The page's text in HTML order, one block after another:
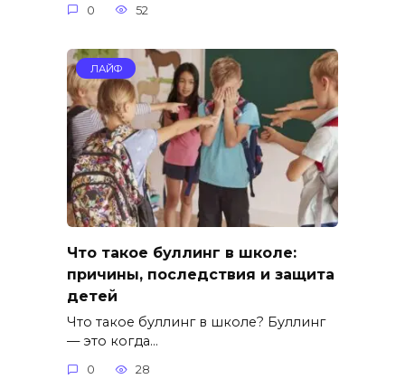
0 52
ЛАЙФ
Что такое буллинг в школе:
причины, последствия и защита
детей
Что такое буллинг в школе? Буллинг
— это когда…
0 28